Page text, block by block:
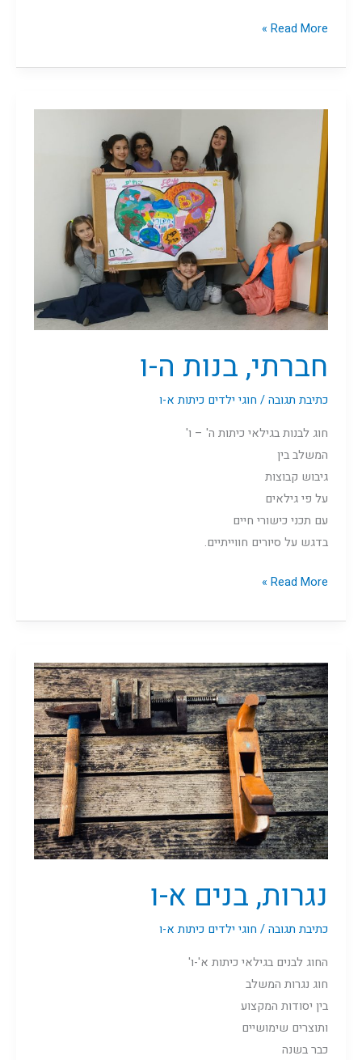
Read More »
חברתי, בנות ה-ו
כתיבת תגובה/ חוגי ילדים כיתות א-ו
חוג לבנות בגילאי כיתות ה' – ו'
המשלב בין
גיבוש קבוצות
על פי גילאים
עם תכני כישורי חיים
בדגש על סיורים חווייתיים.
חברתי,
בנות
ה-ו
Read More »
נגרות, בנים א-ו
כתיבת תגובה/ חוגי ילדים כיתות א-ו
החוג לבנים בגילאי כיתות א'-ו'
חוג נגרות המשלב
בין יסודות המקצוע
ותוצרים שימושיים
כבר בשנה
נגרות,
בנים
א-ו